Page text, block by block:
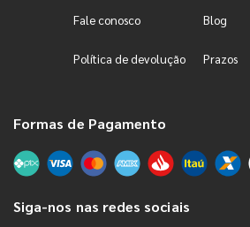
Fale conosco Blog
Política de devolução Prazos
Formas de Pagamento
Siga-nos nas redes sociais